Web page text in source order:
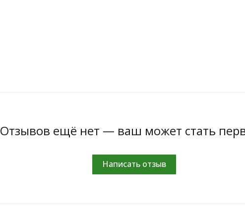
Отзывов ещё нет — ваш может стать
Написать отзыв